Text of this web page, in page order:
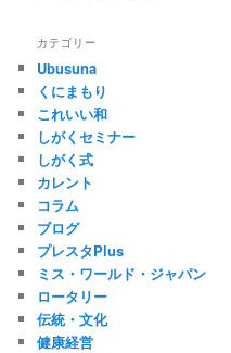
カテゴリー
Ubusuna
くにまもり
これいい和
しがくセミナー
しがく式
カレント
コラム
ブログ
プレスタPlus
ミス・ワールド・ジャパン
ロータリー
伝統・文化
健康経営